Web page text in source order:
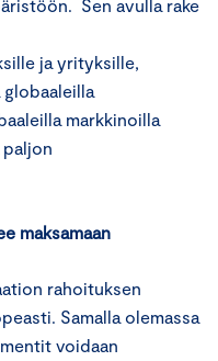
Sen avulla rake
ja yrityksille,
markkinoilla
maksamaan
rahoituksen
Samalla olemassa
voidaan